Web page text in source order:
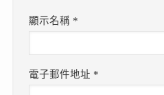
顯示名稱 *
電子郵件地址 *